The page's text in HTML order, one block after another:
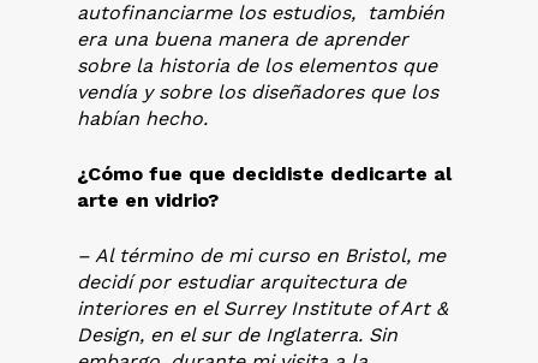
autofinanciarme los estudios, también
era una buena manera de aprender
sobre la historia de los elementos que
vendía y sobre los diseñadores que los
habían hecho.
¿Cómo fue que decidiste dedicarte al
arte en vidrio?
– Al término de mi curso en Bristol, me
decidí por estudiar arquitectura de
interiores en el Surrey Institute of Art &
Design, en el sur de Inglaterra. Sin